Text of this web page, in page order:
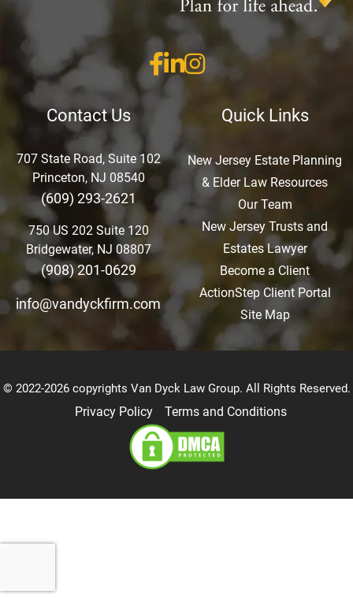
Contact Us
707 State Road, Suite 102
Princeton, NJ 08540
(609) 293-2621
750 US 202 Suite 120
Bridgewater, NJ 08807
(908) 201-0629
info@vandyckfirm.com
Quick Links
New Jersey Estate Planning
& Elder Law Resources
Our Team
New Jersey Trusts and
Estates Lawyer
Become a Client
ActionStep Client Portal
Site Map
© 2022-2026 copyrights Van Dyck Law Group. All Rights Reserved.
Privacy Policy Terms and Conditions